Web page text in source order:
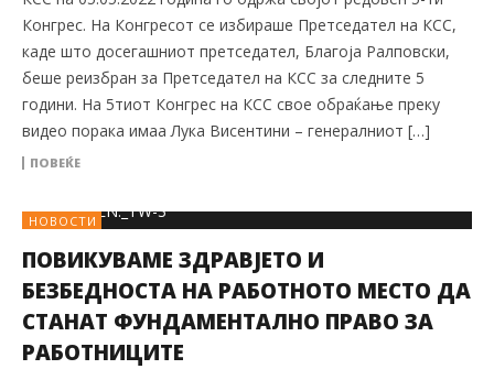
Конгрес. На Конгресот се избираше Претседател на КСС,
каде што досегашниот претседател, Благоја Ралповски,
беше реизбран за Претседател на КСС за следните 5
години. На 5тиот Конгрес на КСС свое обраќање преку
видео порака имаа Лука Висентини – генералниот […]
ПОВЕЌЕ
НОВОСТИ
ПОВИКУВАМЕ ЗДРАВЈЕТО И
БЕЗБЕДНОСТА НА РАБОТНОТО МЕСТО ДА
СТАНАТ ФУНДАМЕНТАЛНО ПРАВО ЗА
РАБОТНИЦИТЕ